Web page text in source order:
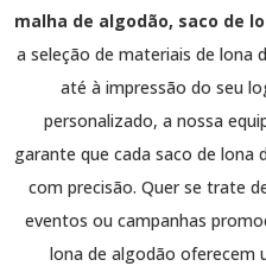
malha de algodão, saco de
a seleção de materiais de lona
até à impressão do seu
personalizado, a nossa
garante que cada saco de lona
com precisão. Quer se trate
eventos ou campanhas
lona de algodão oferecem